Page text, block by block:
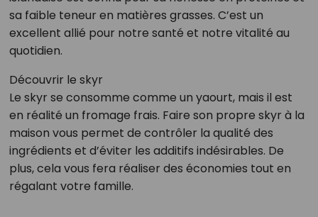
sa faible teneur en matières grasses. C’est un
excellent allié pour notre santé et notre vitalité au
quotidien.
Découvrir le skyr
Le skyr se consomme comme un yaourt, mais il est
en réalité un fromage frais. Faire son propre skyr à la
maison vous permet de contrôler la qualité des
ingrédients et d’éviter les additifs indésirables. De
plus, cela vous fera réaliser des économies tout en
régalant votre famille.